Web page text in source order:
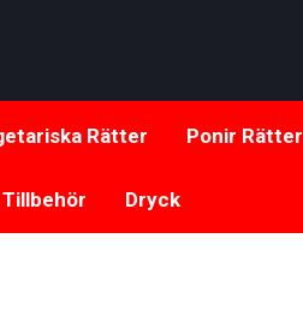
Rätter Ponir Rätter
Dryck